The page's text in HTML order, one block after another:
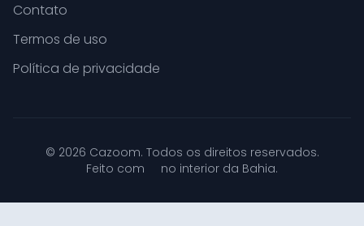
Contato
Termos de uso
Política de privacidade
© 2026 Cazoom. Todos os direitos reservados.
Feito com
no interior da Bahia.